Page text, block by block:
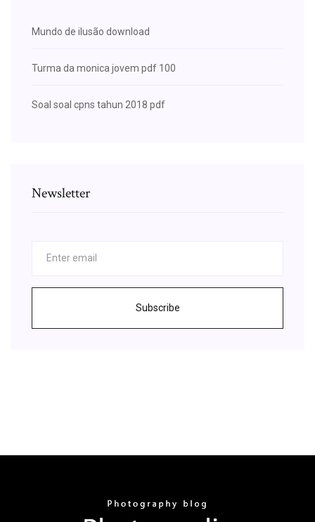
Mundo de ilusão download
Turma da monica jovem pdf 100
Soal soal cpns tahun 2018 pdf
Newsletter
Subscribe